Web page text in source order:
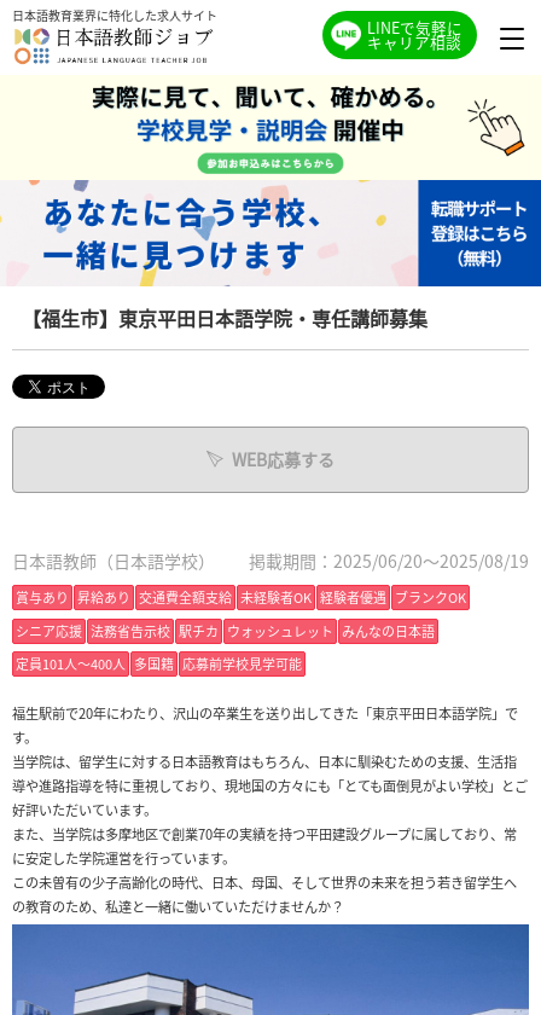
日本語教育業界に特化した求人サイト
LINEで気軽に
キャリア相談
【福生市】東京平田日本語学院・専任講師募集
WEB応募する
日本語教師（日本語学校） 掲載期間：2025/06/20～2025/08/19
賞与あり 昇給あり 交通費全額支給 未経験者OK 経験者優遇 ブランクOK
シニア応援 法務省告示校 駅チカ ウォッシュレット
みんなの日本語
定員101人〜400人 多国籍 応募前学校見学可能
福生駅前で20年にわたり、沢山の卒業生を送り出してきた「東京平田日本語学院」で
す。
当学院は、留学生に対する日本語教育はもちろん、日本に馴染むための支援、生活指
導や進路指導を特に重視しており、現地国の方々にも「とても面倒見がよい学校」とご
好評いただいています。
また、当学院は多摩地区で創業70年の実績を持つ平田建設グループに属しており、常
に安定した学院運営を行っています。
この未曽有の少子高齢化の時代、日本、母国、そして世界の未来を担う若き留学生へ
の教育のため、私達と一緒に働いていただけませんか？